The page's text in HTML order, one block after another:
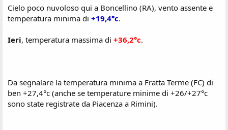
Cielo poco nuvoloso qui a Boncellino (RA), vento assente e
temperatura minima di +19,4°c.
Ieri, temperatura massima di +36,2°c.
Da segnalare la temperatura minima a Fratta Terme (FC) di
ben +27,4°c (anche se temperature minime di +26/+27°c
sono state registrate da Piacenza a Rimini).